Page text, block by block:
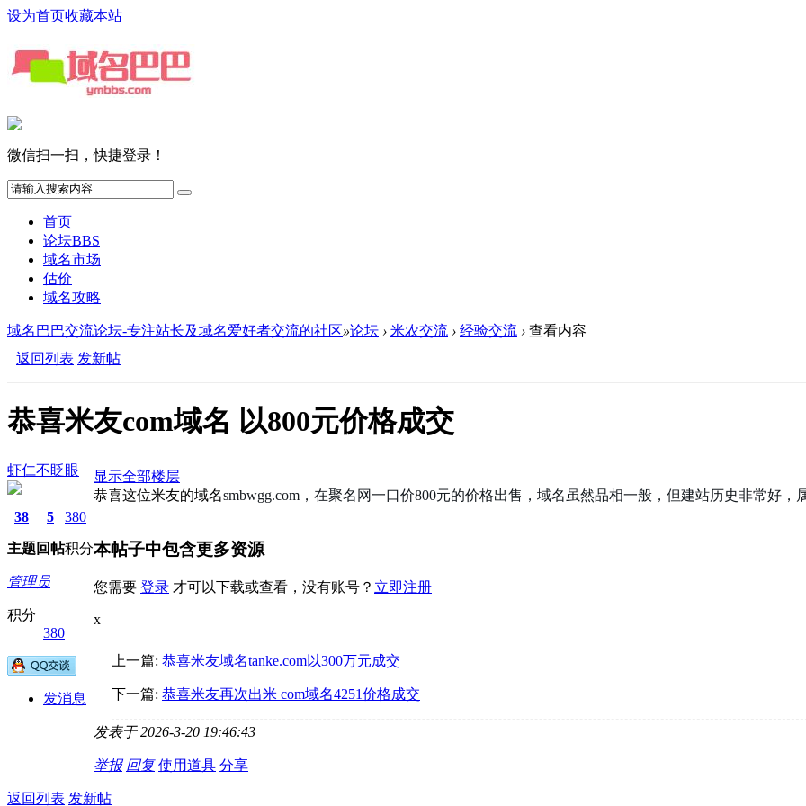
设为首页收藏本站
微信扫一扫，快捷登录！
首页
论坛BBS
域名市场
估价
域名攻略
域名巴巴交流论坛-专注站长及域名爱好者交流的社区»论坛 › 米农交流 › 经验交流 › 查看内容
返回列表 发新帖
恭喜米友com域名 以800元价格成交
虾仁不眨眼
38
主题
5
回帖
380
积分
管理员
积分
380
发消息
显示全部楼层
恭喜这位米友的域名smbwgg.com，在聚名网一口价800元的价格出售，域名虽然品相一般，但建站历史非常好，
本帖子中包含更多资源
您需要 登录 才可以下载或查看，没有账号？ 立即注册
x
上一篇: 恭喜米友域名tanke.com以300万元成交
下一篇: 恭喜米友再次出米 com域名4251价格成交
发表于 2026-3-20 19:46:43
举报 回复 使用道具 分享
返回列表 发新帖